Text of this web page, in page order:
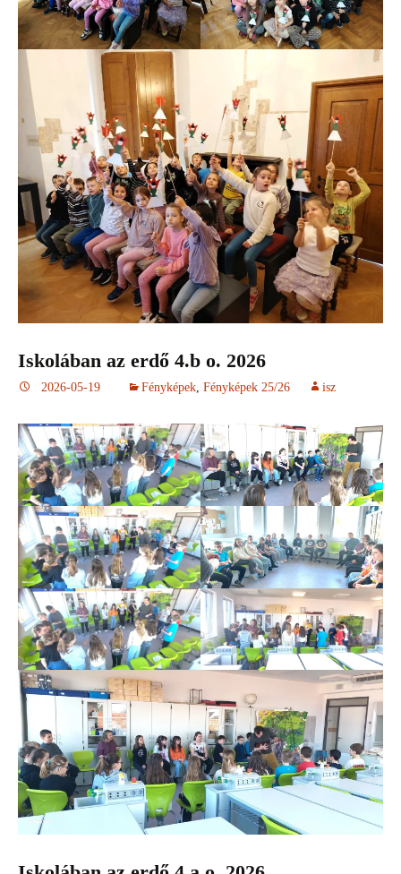
Iskolában az erdő 4.b o. 2026
2026-05-19 Fényképek Fényképek 25/26 isz